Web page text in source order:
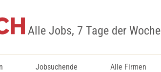
Alle Jobs, 7 Tage der Woche
Jobsuchende Alle Firmen